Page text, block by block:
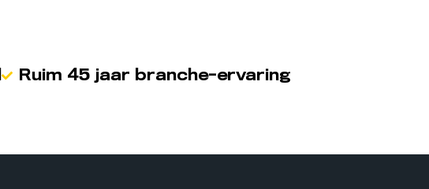
Ruim 45 jaar branche-ervaring